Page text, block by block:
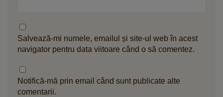
Salvează-mi numele, emailul și site-ul web în acest
navigator pentru data viitoare când o să comentez.
Notifică-mă prin email când sunt publicate alte
comentarii.